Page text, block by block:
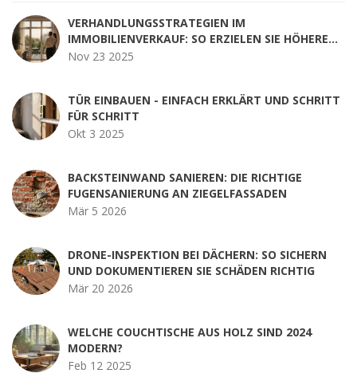
VERHANDLUNGSSTRATEGIEN IM
IMMOBILIENVERKAUF: SO ERZIELEN SIE HÖHERE
PREISE
Nov 23 2025
TÜR EINBAUEN - EINFACH ERKLÄRT UND SCHRITT
FÜR SCHRITT
Okt 3 2025
BACKSTEINWAND SANIEREN: DIE RICHTIGE
FUGENSANIERUNG AN ZIEGELFASSADEN
Mär 5 2026
DRONE-INSPEKTION BEI DÄCHERN: SO SICHERN
UND DOKUMENTIEREN SIE SCHÄDEN RICHTIG
Mär 20 2026
WELCHE COUCHTISCHE AUS HOLZ SIND 2024
MODERN?
Feb 12 2025